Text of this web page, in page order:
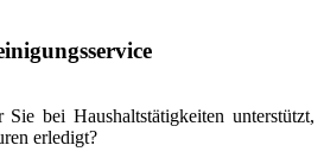
Sie bei Haushaltstätigkeiten unterstützt,
erledigt?